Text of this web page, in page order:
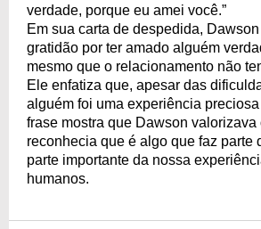
verdade, porque eu amei você.”
Em sua carta de despedida,
gratidão por ter amado alguém
mesmo que o relacionamento não
Ele enfatiza que, apesar das
alguém foi uma experiência
frase mostra que Dawson valorizava
reconhecia que é algo que faz parte
parte importante da nossa
humanos.